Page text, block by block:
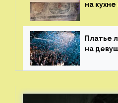
на
Платье
на